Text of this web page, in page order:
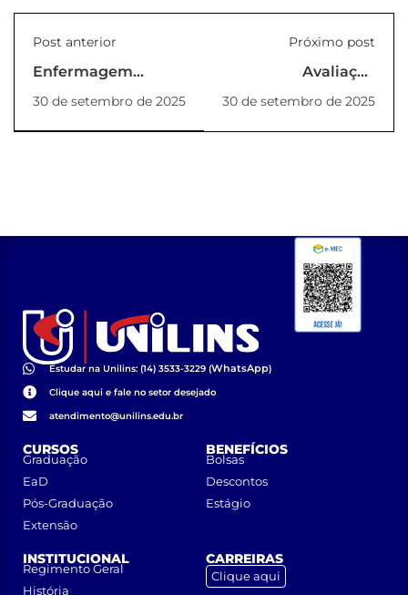
Post anterior
Enfermagem
avançada em
desbridamento
30 de setembro de 2025
Próximo post
Avaliação
– Faça sua parte.
Participe!
30 de setembro de 2025
Estudar na Unilins: (14) 3533-3229 (WhatsApp)
Clique aqui e fale no setor desejado
atendimento@unilins.edu.br
CURSOS
Graduação
EaD
Pós-Graduação
Extensão
BENEFÍCIOS
Bolsas
Descontos
Estágio
INSTITUCIONAL
Regimento Geral
História
CARREIRAS
Clique aqui